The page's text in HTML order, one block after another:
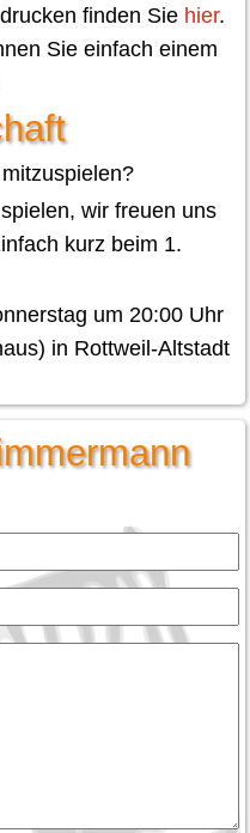
finden Sie hier.
Sie einfach einem
wir freuen uns
kurz beim 1.
um 20:00 Uhr
in Rottweil-Altstadt